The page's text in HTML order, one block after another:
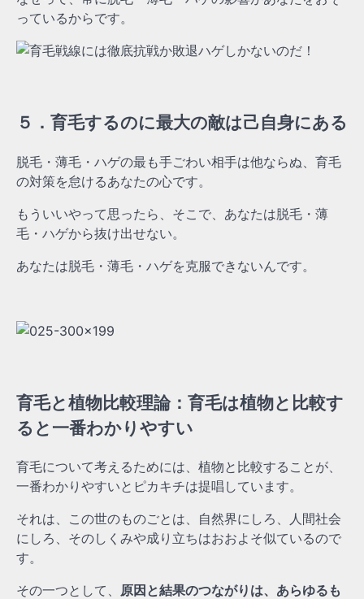
っているからです。
５．育毛するのに最大の敵は己自身にある
脱毛・薄毛・ハゲの最も手ごわい相手は他ならぬ、育毛
の対策を怠けるあなたの心です。
もういいやって思ったら、そこで、あなたは脱毛・薄
毛・ハゲから抜け出せない。
あなたは脱毛・薄毛・ハゲを克服できないんです。
育毛と植物比較理論：育毛は植物と比較す
ると一番わかりやすい
育毛について考えるためには、植物と比較することが、
一番わかりやすいとピカキチは提唱しています。
それは、この世のものごとは、自然界にしろ、人間社会
にしろ、そのしくみや成り立ちはおおよそ似ているので
す。
その一つとして、 原因と結果のつながりは、あらゆるも